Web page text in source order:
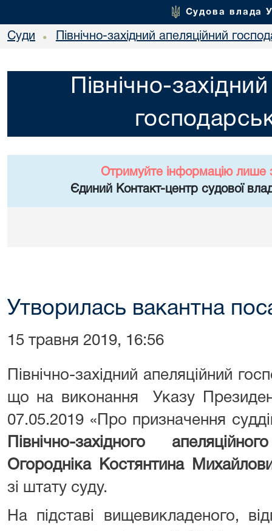
Судова влада
Суди • Північно-західний апеляційний
Північно-
Отримуйте інформацію лише
Єдиний Контакт-центр судової
Утворилась вакантна
15 травня 2019, 16:56
Північно-західний апеляційний
що на виконання Указу
07.05.2019 «Про призначення
Північно-західного
Огородніка Костянтина
зі штату суду.
На підставі вищевикладеного,